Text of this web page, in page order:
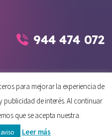
944 474 072
Aldamar 4, Planta 4, Dpto. 41
en Bilbao.
para mejorar la experiencia de
de interés. Al continuar
que se acepta nuestra.
Leer más